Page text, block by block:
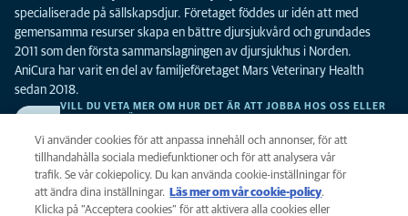
specialiserade på sällskapsdjur. Företaget föddes ur idén att med
gemensamma resurser skapa en bättre djursjukvård och grundades
2011 som den första sammanslagningen av djursjukhus i Norden.
AniCura har varit en del av familjeföretaget Mars Veterinary Health
sedan 2018.
VILL DU VETA MER OM HUR DET ÄR ATT JOBBA HOS OSS ELLER
Integritet
Vi använder cookies för att anpassa innehåll och annonser, för att
tillhandahålla sociala mediefunktioner och för att analysera vår
trafik. Se vår cokiepolicy. Du kan använda cookie-inställningar för
att ändra dina inställningar.
Läs mer om vår cookie-policy(opens in a
new tab)
.
Klicka på ”Acceptera cookies” för att aktivera alla cookies eller